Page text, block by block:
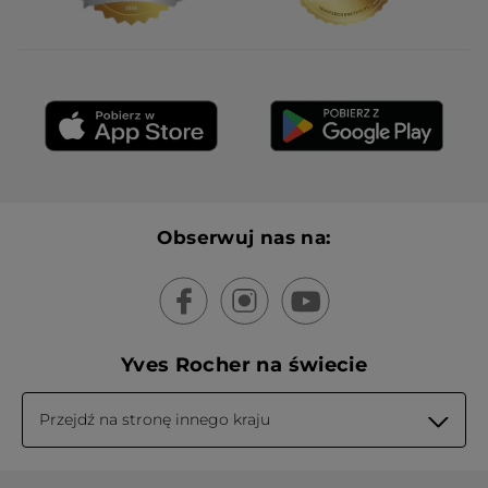
Obserwuj nas na:
Yves Rocher na świecie
Przejdź na stronę innego kraju